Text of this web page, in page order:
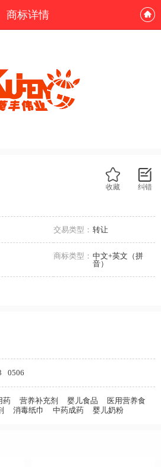
商标详情
纠错
收藏
交易类型： 转让
商标类型： 中文+英文（拼
音）
0506
药 营养补充剂 婴儿食品
医用营养食
消毒纸巾 中药成药 婴儿奶粉